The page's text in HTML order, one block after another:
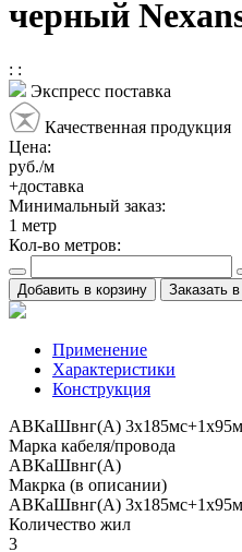
черный
: :
Экспресс поставка
Качественная продукция
Цена:
руб./м
+доставка
Минимальный заказ:
1 метр
Кол-во метров:
Добавить в корзину Заказать
Применение
Характеристики
Конструкция
АВКаШвнг(А)
Марка кабеля/провода
АВКаШвнг(А)
Макрка (в описании)
АВКаШвнг(А)
Количество жил
3